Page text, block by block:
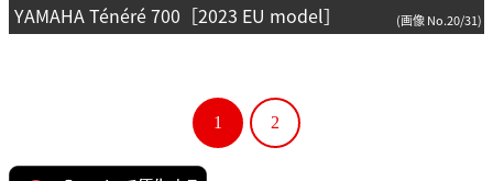
YAMAHA Ténéré 700［2023 EU model］ (画像 No.20/31)
1 2